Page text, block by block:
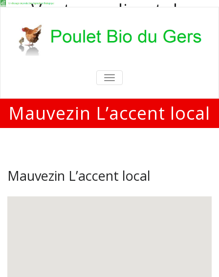
Vente en direct de
poulets bio
Vente en direct de poulets bio aux
particuliers et professionnels
TOGGLE
NAVIGATION
Mauvezin L’accent local
Mauvezin L’accent local